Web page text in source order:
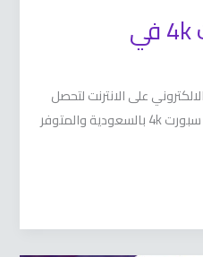
رسيفر بين سبورت 4k في
على الانترنت لتحصل
على العرض الخاص بـ رسيفر بين سبورت 4k بالسعودية والمتوفر